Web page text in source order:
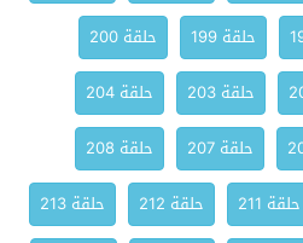
حلقة 199
حلقة 200
حلقة 203
حلقة 204
حلقة 207
حلقة 208
حلقة 211 حلقة 212
حلقة 213